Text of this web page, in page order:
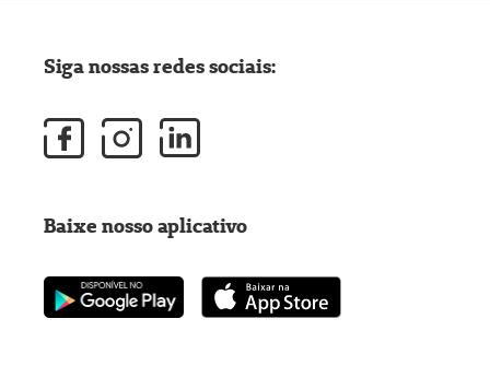
Siga nossas redes sociais:
Baixe nosso aplicativo